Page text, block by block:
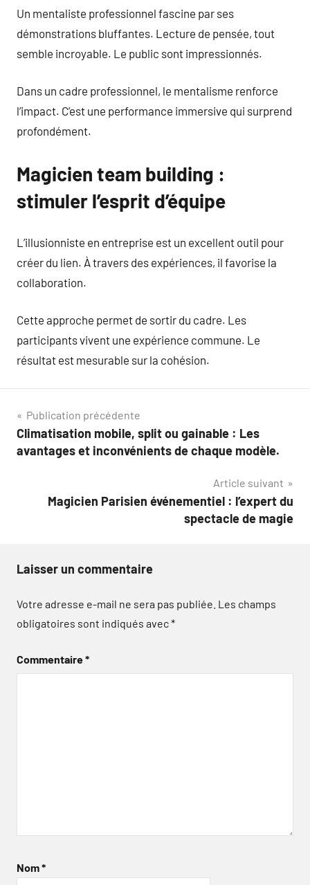
Un mentaliste professionnel fascine par ses
démonstrations bluffantes. Lecture de pensée, tout
semble incroyable. Le public sont impressionnés.
Dans un cadre professionnel, le mentalisme renforce
l’impact. C’est une performance immersive qui surprend
profondément.
Magicien team building :
stimuler l’esprit d’équipe
L’illusionniste en entreprise est un excellent outil pour
créer du lien. À travers des expériences, il favorise la
collaboration.
Cette approche permet de sortir du cadre. Les
participants vivent une expérience commune. Le
résultat est mesurable sur la cohésion.
Navigation
de
Publication précédente
Climatisation mobile, split ou gainable : Les
avantages et inconvénients de chaque modèle.
Article suivant
Magicien Parisien événementiel : l’expert du
spectacle de magie
Laisser un commentaire
Votre adresse e-mail ne sera pas publiée. Les champs
obligatoires sont indiqués avec*
Commentaire*
Nom*